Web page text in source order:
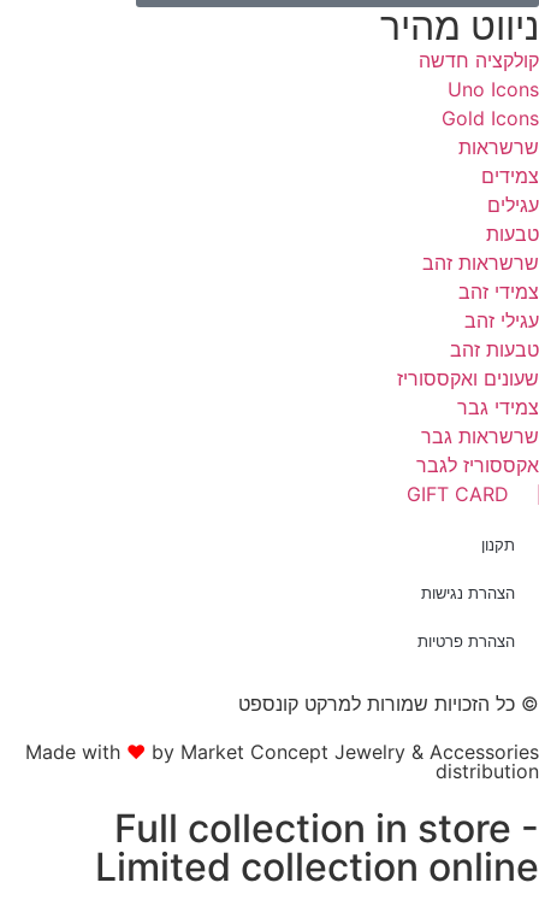
ניווט מהיר
קולקציה חדשה
Uno Icons
Gold Icons
שרשראות
צמידים
עגילים
טבעות
שרשראות זהב
צמידי זהב
עגילי זהב
טבעות זהב
שעונים ואקססוריז
צמידי גבר
שרשראות גבר
אקססוריז לגבר
GIFT CARD
תקנון
הצהרת נגישות
הצהרת פרטיות
© כל הזכויות שמורות למרקט קונספט
Made with ❤ by Market Concept Jewelry & Accessories
distribution
Full collection in store -
Limited collection online